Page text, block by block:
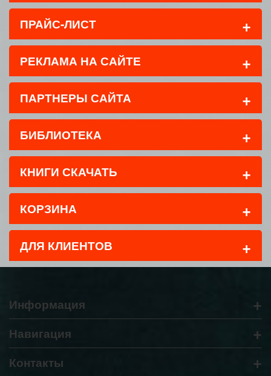
ПРАЙС-ЛИСТ +
РЕКЛАМА НА САЙТЕ +
ПАРТНЕРЫ САЙТА +
БИБЛИОТЕКА +
КНИГИ СКАЧАТЬ +
КОРЗИНА +
ДЛЯ КЛИЕНТОВ +
Информация +
Навигация +
Контакты +